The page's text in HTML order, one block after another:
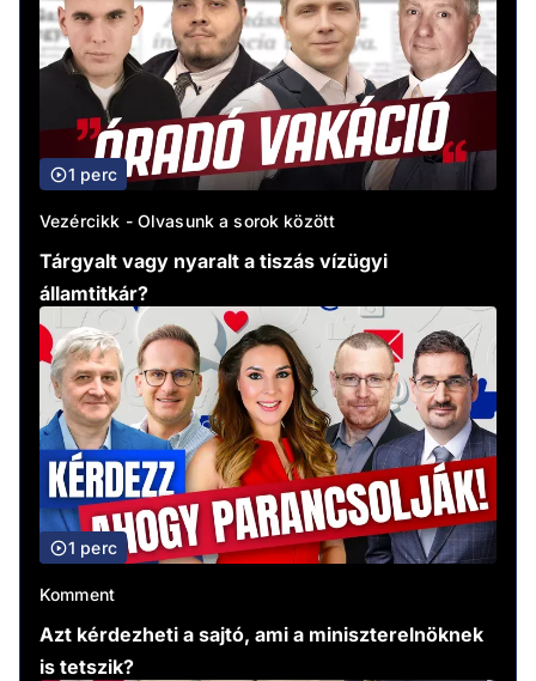
1 perc
Vezércikk - Olvasunk a sorok között
Tárgyalt vagy nyaralt a tiszás vízügyi
államtitkár?
1 perc
Komment
Azt kérdezheti a sajtó, ami a miniszterelnöknek
is tetszik?